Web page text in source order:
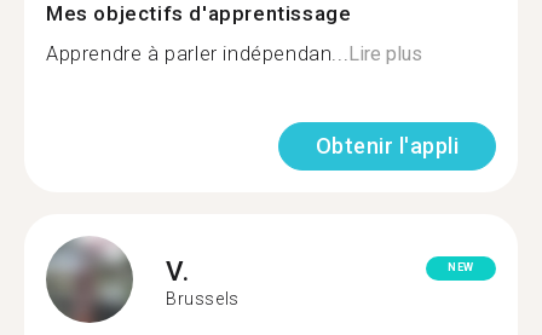
Mes objectifs d'apprentissage
Apprendre à parler indépendan...Lire plus
Obtenir l'appli
V.
Brussels
NEW